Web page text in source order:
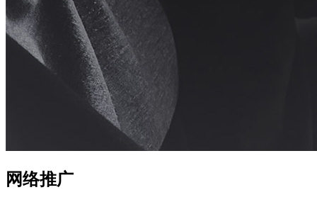
网络推广